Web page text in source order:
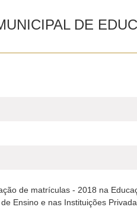
DE
de matrículas - 2018 na
Ensino e nas Instituições